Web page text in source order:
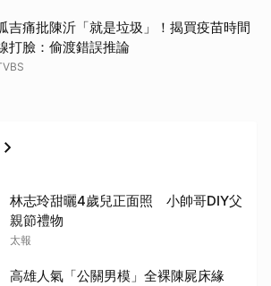
吉痛批陳沂「就是垃圾」！揭買疫苗時間
打臉：偷渡錯誤推論
林志玲甜曬4歲兒正面照 小帥哥DIY父
親節禮物
太報
高雄人氣「公關男模」全裸陳屍床緣